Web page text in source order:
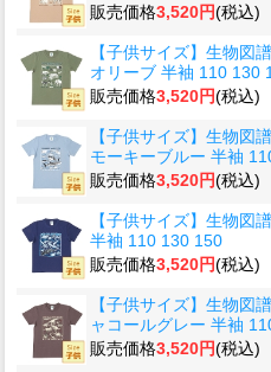
販売価格3,520円(税込)
【子供サイズ】生物
オリーブ 半袖 110 130
販売価格3,520円(税込)
【子供サイズ】生物図
モーキーブルー 半袖
販売価格3,520円(税込)
【子供サイズ】生物図
半袖 110 130 150
販売価格3,520円(税込)
【子供サイズ】生物図
ャコールグレー 半袖
販売価格3,520円(税込)